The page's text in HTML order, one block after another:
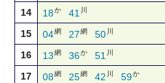
14 18か 41 川
15 04網 27網 50 川
16 13網 36か 51 川
17 08網 25網 42 川 59か